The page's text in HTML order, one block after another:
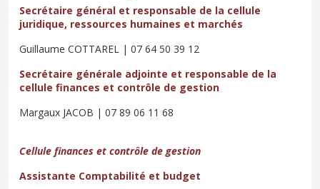
Secrétaire général et responsable de la cellule
juridique, ressources humaines et marchés
Guillaume COTTAREL | 07 64 50 39 12
Secrétaire générale adjointe et responsable de la
cellule finances et contrôle de gestion
Margaux JACOB | 07 89 06 11 68
Cellule finances et contrôle de gestion
Assistante Comptabilité et budget